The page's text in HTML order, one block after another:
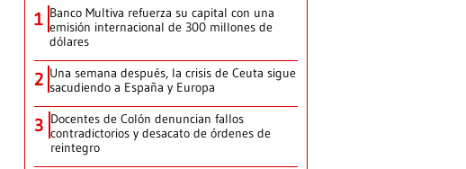
1 Banco Multiva refuerza su capital con una
emisión internacional de 300 millones de
dólares
2 Una semana después, la crisis de Ceuta sigue
sacudiendo a España y Europa
3 Docentes de Colón denuncian fallos
contradictorios y desacato de órdenes de
reintegro